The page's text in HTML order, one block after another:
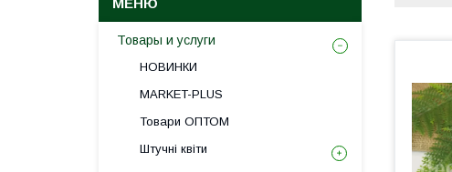
Товары и услуги
НОВИНКИ
MARKET-PLUS
Товари ОПТОМ
Штучні квіти